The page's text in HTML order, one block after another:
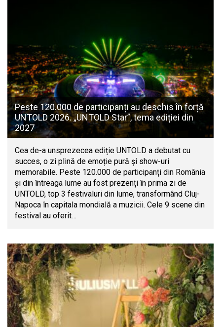
Peste 120.000 de participanți au deschis în forță
UNTOLD 2026. „UNTOLD Star”, tema ediției din
2027
Cea de-a unsprezecea ediție UNTOLD a debutat cu
succes, o zi plină de emoție pură și show-uri
memorabile. Peste 120.000 de participanți din România
și din întreaga lume au fost prezenți în prima zi de
UNTOLD, top 3 festivaluri din lume, transformând Cluj-
Napoca în capitala mondială a muzicii. Cele 9 scene din
festival au oferit…